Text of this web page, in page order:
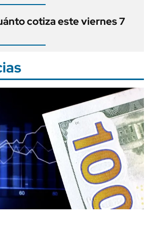
cotiza este viernes 7